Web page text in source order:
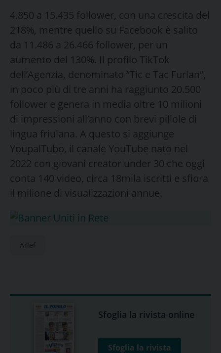
4.850 a 15.435 follower, con una crescita del
218%, mentre quello su Facebook è salito
da 11.486 a 26.466 follower, per un
aumento del 130%. Il profilo TikTok
dell’Agenzia, denominato “Tic e Tac Furlan”,
in poco più di tre anni ha raggiunto 20.500
follower e genera in media oltre 10 milioni
di impressioni all’anno con brevi pillole di
lingua friulana. A questo si aggiunge
YoupalTubo, il canale YouTube nato nel
2022 con giovani creator under 30 che oggi
conta 140 video, circa 18mila iscritti e sfiora
il milione di visualizzazioni annue.
Arlef
Sfoglia la rivista online
Sfoglia la rivista